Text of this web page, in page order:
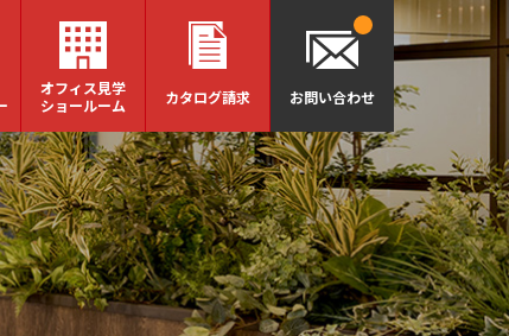
オフィス見学
ショールーム
カタログ請求 お問い合わせ